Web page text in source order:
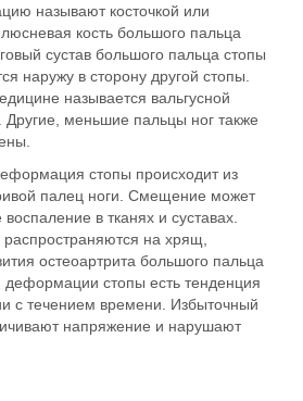
называют косточкой или
кость большого пальца
сустав большого пальца стопы
наружу в сторону другой стопы.
называется вальгусной
меньшие пальцы ног также
стопы происходит из
палец ноги. Смещение может
в тканях и суставах.
распространяются на хрящ,
остеоартрита большого пальца
деформации стопы есть тенденция
с течением времени. Избыточный
напряжение и нарушают